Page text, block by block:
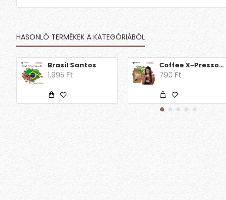
HASONLÓ TERMÉKEK A KATEGÓRIÁBÓL
Brasil Santos
1,995 Ft
Coffee X-Presso - Buongiorno
790 Ft